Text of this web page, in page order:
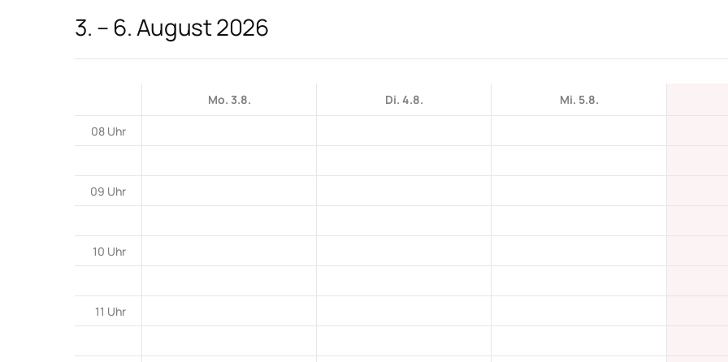
3. – 6. August 2026
Mo. 3.8. Di. 4.8. Mi. 5.8.
08 Uhr
09 Uhr
10 Uhr
11 Uhr